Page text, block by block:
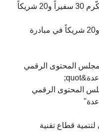
"وزارة الاتصالات" تكّرم 30 سفيراً و20 شريكاً في مبادرة
ريال.. مجلس المحتوى الرقمي